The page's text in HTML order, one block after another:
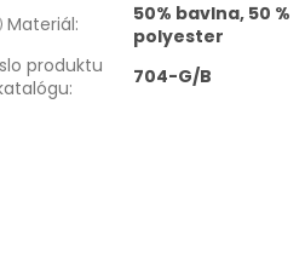
Materiál:
50% bavlna, 50 %
polyester
produktu
: 704-G/B